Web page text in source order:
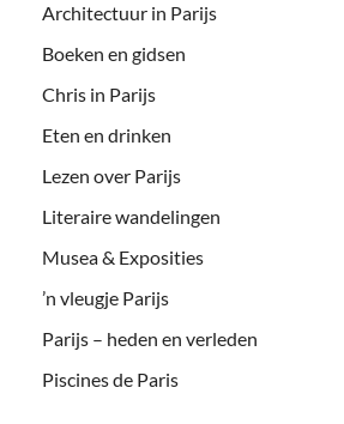
Architectuur in Parijs
Boeken en gidsen
Chris in Parijs
Eten en drinken
Lezen over Parijs
Literaire wandelingen
Musea & Exposities
’n vleugje Parijs
Parijs – heden en verleden
Piscines de Paris